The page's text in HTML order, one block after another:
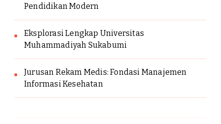
Pendidikan Modern
Eksplorasi Lengkap Universitas
Muhammadiyah Sukabumi
Jurusan Rekam Medis: Fondasi Manajemen
Informasi Kesehatan